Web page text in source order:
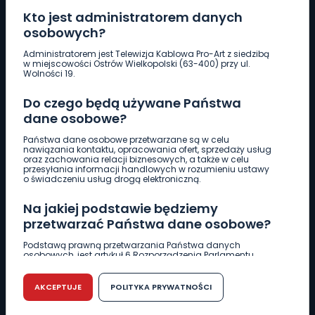
Kto jest administratorem danych
osobowych?
Administratorem jest Telewizja Kablowa Pro-Art z siedzibą
w miejscowości Ostrów Wielkopolski (63-400) przy ul.
Wolności 19.
Do czego będą używane Państwa
dane osobowe?
Państwa dane osobowe przetwarzane są w celu
nawiązania kontaktu, opracowania ofert, sprzedaży usług
oraz zachowania relacji biznesowych, a także w celu
przesyłania informacji handlowych w rozumieniu ustawy
o świadczeniu usług drogą elektroniczną.
Na jakiej podstawie będziemy
przetwarzać Państwa dane osobowe?
Podstawą prawną przetwarzania Państwa danych
osobowych, jest artykuł 6 Rozporządzenia Parlamentu
r. w sprawie ochrony osób fizycznych w związku z
przetwarzaniem danych osobowych w sprawie
swobodnego przepływu takich danych oraz uchylenia
dyrektywy 95/46/WE (RODO).
AKCEPTUJE POLITYKA PRYWATNOŚCI
Pobierz logotyp
661 997 997
REDAKCJA
62 735 22 22redakcja@wlkp24.info
DZIAŁ REKLAMY
62 735 01 85 reklama@wlkp24.info
WIADOMOŚCI
CIEKAWOSTKI